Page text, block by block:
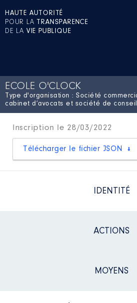
HAUTE AUTORITÉ
POUR LA TRANSPARENCE
DE LA VIE PUBLIQUE
ECOLE O'CLOCK
Type d'organisation : Société
cabinet d’avocats et société de
Inscription le 28/03/2022
Télécharger le fichier JSON
IDENTITÉ
ACTIONS
MOYENS